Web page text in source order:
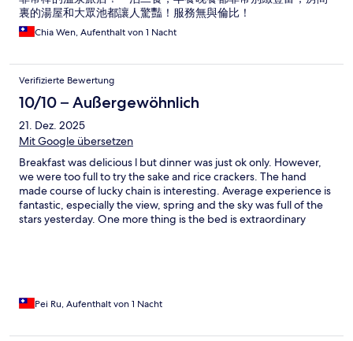
裏的湯屋和大眾池都讓人驚豔！服務無與倫比！
Chia Wen, Aufenthalt von 1 Nacht
Verifizierte Bewertung
10/10 – Außergewöhnlich
21. Dez. 2025
Mit Google übersetzen
Breakfast was delicious l but dinner was just ok only. However,
we were too full to try the sake and rice crackers. The hand
made course of lucky chain is interesting. Average experience is
fantastic, especially the view, spring and the sky was full of the
stars yesterday. One more thing is the bed is extraordinary
Pei Ru, Aufenthalt von 1 Nacht